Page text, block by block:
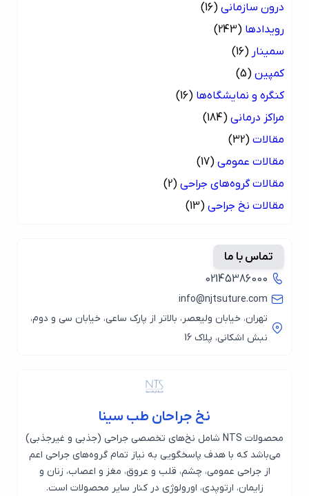
درون سازمانی (16)
رویدادها (243)
سمینار (16)
کمپین (5)
کنگره و نمایشگاه‌ها (16)
مراکز درمانی (184)
مقالات (32)
مقالات عمومی (17)
مقالات گروه‌های جراحی (2)
مقالات نخ جراحی (13)
تماس با ما
02145386000
info@njtsuture.com
تهران، خیابان ولیعصر، بالاتر از پارک ساعی، خیابان سی و دوم،
نبش اشکانی، پلاک 16
نخ جراحان طب سینا
محصولات NTS شامل نخ‌های تخصصی جراحی (جذبی و غیرجذبی)
می‌باشد که با هدف پاسخگویی به نیاز تمام گروه‌های جراحی اعم
از جراحی عمومی، چشم، قلب و عروق، مغز و اعصاب، زنان و
زایمان، ارتوپدی، اورولوژی در کنار سایر محصولات است.